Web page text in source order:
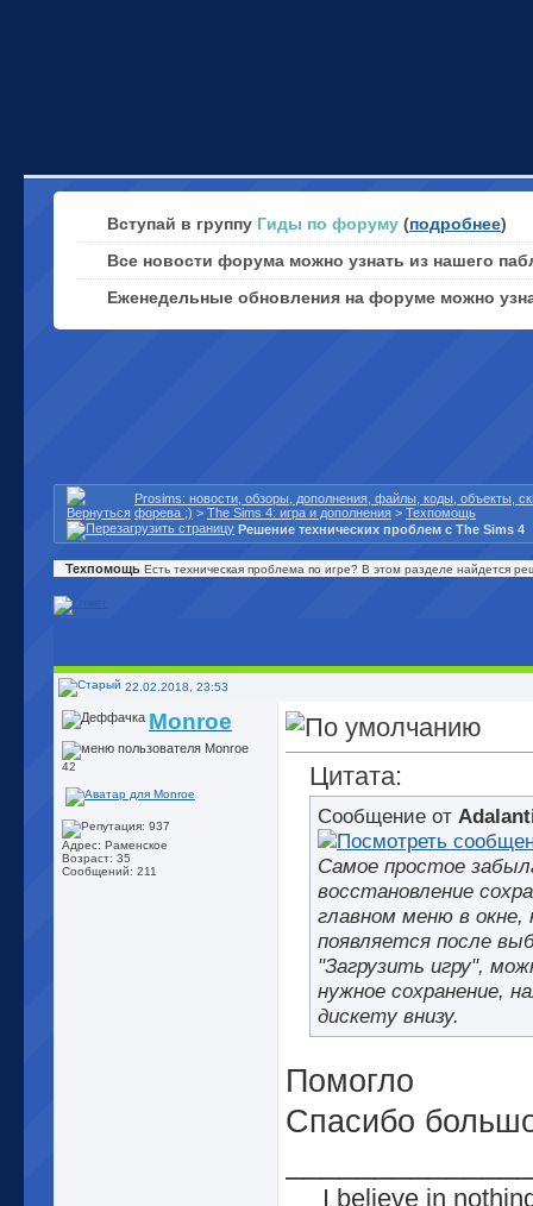
Вступай в группу Гиды по форуму (подробнее)
Все новости форума можно узнать из нашего
Еженедельные обновления на форуме можно
Prosims: новости, обзоры, дополнения, файлы, коды, объекты,
форева ;) > The Sims 4: игра и дополнения > Техпомощь
Решение технических проблем с The Sims 4
Техпомощь Есть техническая проблема по игре? В этом разделе найдется
22.02.2018, 23:53
Monroe
42
Адрес: Раменское
Возраст: 35
Сообщений: 211
Цитата:
Сообщение от
Самое простое
восстановление
главном меню в окне,
появляется после
"Загрузить игру",
нужное сохранение,
дискету внизу.
Помогло
Спасибо
I believe in